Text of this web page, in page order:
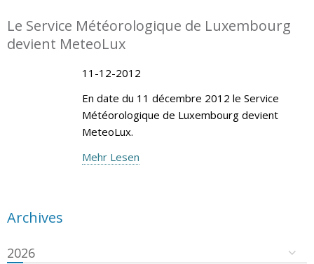
Le Service Météorologique de Luxembourg
devient MeteoLux
11-12-2012
En date du 11 décembre 2012 le Service
Météorologique de Luxembourg devient
MeteoLux.
Mehr Lesen
Archives
2026